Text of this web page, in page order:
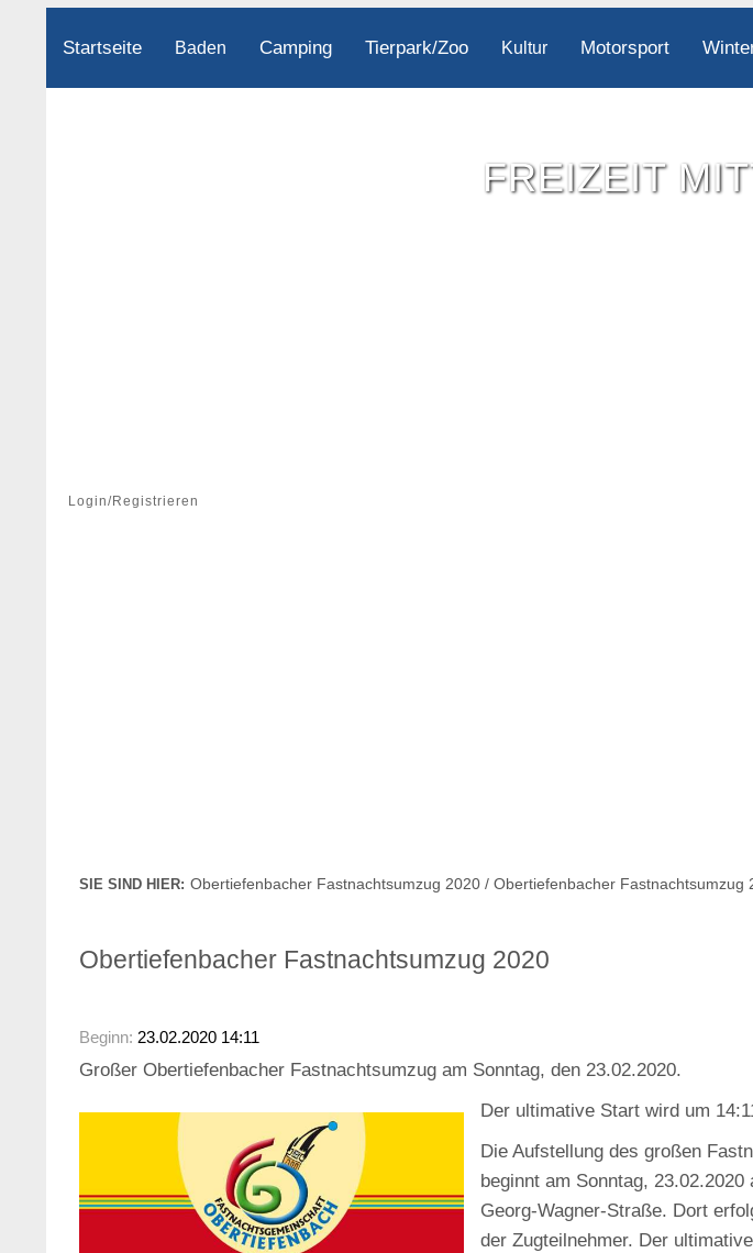
Startseite Baden Camping Tierpark/Zoo Kultur Motorsport
FREIZEIT
Login/Registrieren
SIE SIND HIER: Obertiefenbacher Fastnachtsumzug 2020 / Obertiefenbacher Fastnachtsumzug
Obertiefenbacher Fastnachtsumzug 2020
Beginn: 23.02.2020 14:11
Großer Obertiefenbacher Fastnachtsumzug am Sonntag, den 23.02.2020.
Der ultimative Start wird um
Die Aufstellung des großen
beginnt am Sonntag, 23.02.2020
Georg-Wagner-Straße. Dort
der Zugteilnehmer. Der